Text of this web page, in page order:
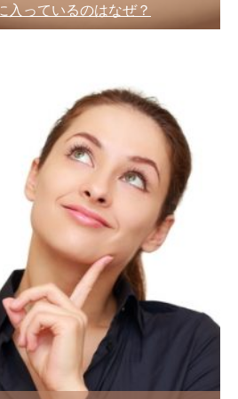
入っているのはなぜ？